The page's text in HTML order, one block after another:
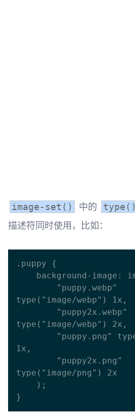
image-set() 中的 type()
描述符同时使用，比如：
.puppy {
type("image/webp") 1x,
type("image/webp") 2x,
1x,
type("image/png") 2x